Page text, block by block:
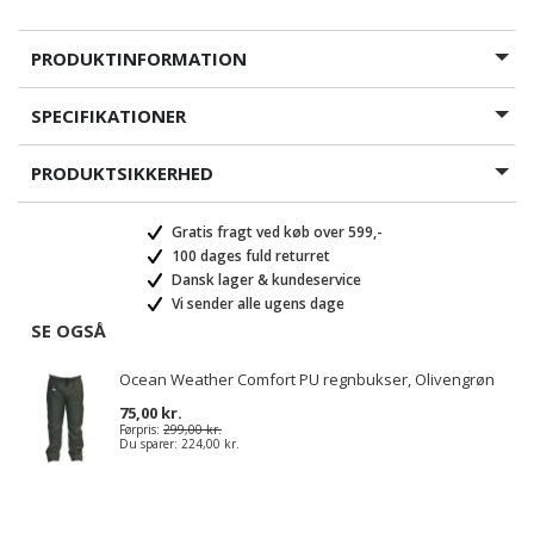
PRODUKTINFORMATION
SPECIFIKATIONER
PRODUKTSIKKERHED
Gratis fragt ved køb over 599,-
100 dages fuld returret
Dansk lager & kundeservice
Vi sender alle ugens dage
SE OGSÅ
Ocean Weather Comfort PU regnbukser, Olivengrøn
75,00 kr.
Førpris: 299,00 kr.
Du sparer: 224,00 kr.